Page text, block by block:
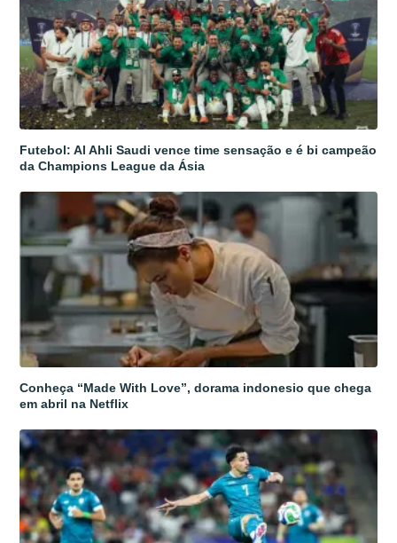
Futebol: Al Ahli Saudi vence time sensação e é bi campeão
da Champions League da Ásia
Conheça “Made With Love”, dorama indonesio que chega
em abril na Netflix